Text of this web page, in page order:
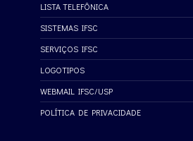
LISTA TELEFÔNICA
SISTEMAS IFSC
SERVIÇOS IFSC
LOGOTIPOS
WEBMAIL IFSC/USP
POLÍTICA DE PRIVACIDADE